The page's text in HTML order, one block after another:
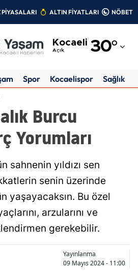
PİYASALARI ALTIN FİYATLARI
Kocaeli
Açık 30°
Adıyaman
Amasya
Ankara
Artvin
Aydın
Balıkesir
Bingöl
Spor Kocaelispor Sağlık
Burcu
Yorumları
sahnenin yıldızı sen
senin üzerinde
yaşayacaksın. Bu özel
arzularını ve
gerekebilir.
Yayınlanma
09 Mayıs 2024 - 11:00